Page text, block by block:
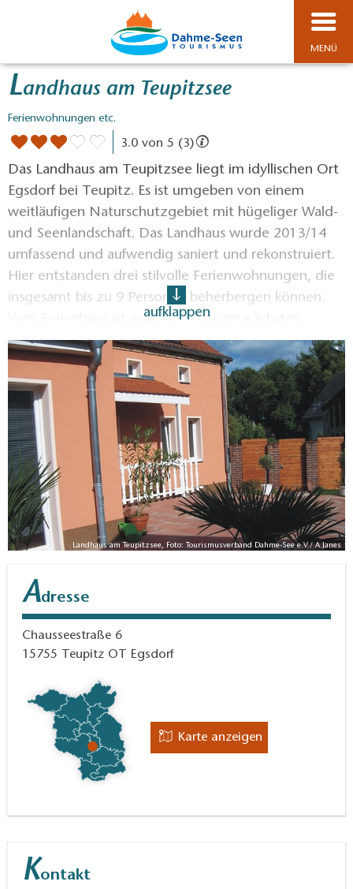
MENÜ
Landhaus am Teupitzsee
Ferienwohnungen etc.
3.0 von 5 (3)
Das Landhaus am Teupitzsee liegt im idyllischen Ort
Egsdorf bei Teupitz. Es ist umgeben von einem
weitläufigen Naturschutzgebiet mit hügeliger Wald-
und Seenlandschaft. Das Landhaus wurde 2013/14
umfassend und aufwendig saniert und rekonstruiert.
Hier entstanden drei stilvolle Ferienwohnungen, die
insgesamt bis zu 9 Personen beherbergen können.
Vom Ferienhaus ist man in 100 m am nächsten
Badestrand. Das Grundstück bietet einen mit
mediterranem Flair anmutenden Innenhof, der zum
Verweilen und Sonnenbaden einlädt. Am Abend
kann man hier grillen oder einfach die herrliche Ruhe
genießen.
Anfahrt
: AB A 13 - AS Teupitz 5 km, Bus im
Ort.
aufklappen
Landhaus am Teupitzsee, Foto: Tourismusverband Dahme-See e.V./ A.Janes
Adresse
Chausseestraße 6
15755
Teupitz OT Egsdorf
Karte anzeigen
Kontakt